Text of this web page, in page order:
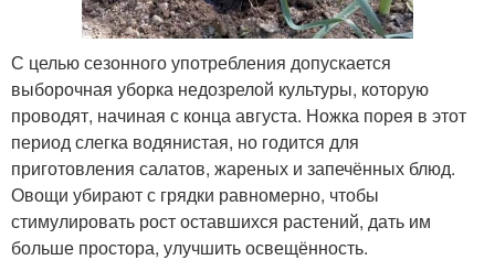
С целью сезонного употребления допускается
выборочная уборка недозрелой культуры, которую
проводят, начиная с конца августа. Ножка порея в этот
период слегка водянистая, но годится для
приготовления салатов, жареных и запечённых блюд.
Овощи убирают с грядки равномерно, чтобы
стимулировать рост оставшихся растений, дать им
больше простора, улучшить освещённость.